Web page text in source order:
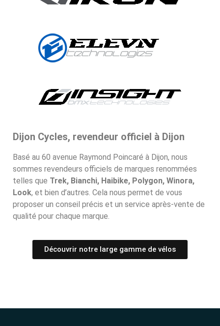
Dijon Cycles, revendeur officiel à Dijon
Basé au 60 avenue Raymond Poincaré à Dijon, nous
sommes revendeurs officiels de marques renommées
telles que Trek, Bianchi, Haibike, Polygon, Winora,
Look, et bien d’autres. Cela nous permet de vous
proposer un conseil précis et un service après-vente de
qualité pour chaque marque.
Découvrir notre large gamme de vélos